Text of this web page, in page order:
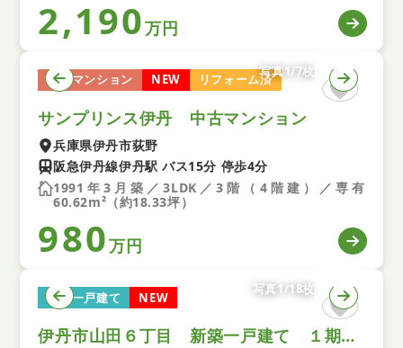
2,190万円
中古マンション NEW リフォーム済
写真1/7枚
サンプリンス伊丹 中古マンション
兵庫県伊丹市荻野
阪急伊丹線伊丹駅 バス15分 停歩4分
1991年3月築／3LDK／3階（4階建）／専有
60.62m²（約18.33坪）
980万円
新築一戸建て NEW
写真1/18枚
伊丹市山田６丁目 新築一戸建て １期 全１区画